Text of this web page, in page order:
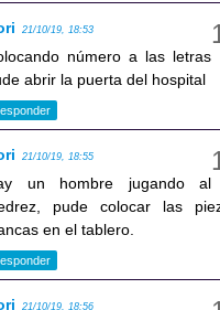
21/10/19, 18:53
número a las letras
abrir la puerta del hospital
21/10/19, 18:55
un hombre jugando al
pude colocar las
en el tablero.
21/10/19, 18:56